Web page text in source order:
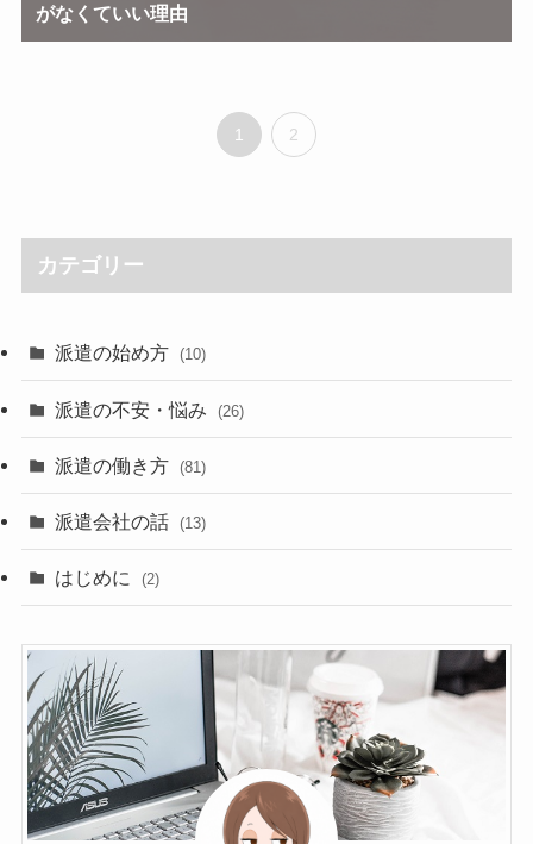
がなくていい理由
1 2
カテゴリー
派遣の始め方 (10)
派遣の不安・悩み (26)
派遣の働き方 (81)
派遣会社の話 (13)
はじめに (2)